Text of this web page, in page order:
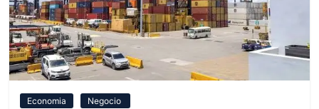
Economia Negocio